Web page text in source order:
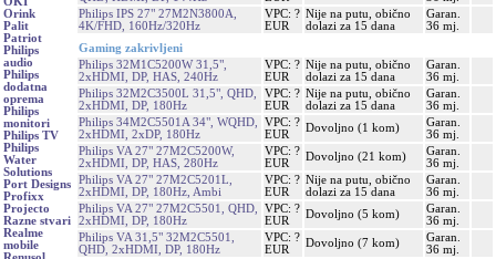
Orink
Palit
Patriot
Philips
audio
Philips
dodatna
oprema
Philips
monitori
Philips TV
Philips
Water
Solutions
Port Designs
Profixx
Projecto
Razne stvari
Realme
mobile
Philips IPS 27" 27M2N3800A,
4K/FHD, 160Hz/320Hz
VPC: ?
EUR
Nije na putu, obično
dolazi za 15 dana
Garan.
36 mj.
Gaming zakrivljeni
Philips 32M1C5200W 31,5",
2xHDMI, DP, HAS, 240Hz
VPC: ?
EUR
Nije na putu, obično
dolazi za 15 dana
Garan.
36 mj.
Philips 32M2C3500L 31,5", QHD,
2xHDMI, DP, 180Hz
VPC: ?
EUR
Nije na putu, obično
dolazi za 15 dana
Garan.
36 mj.
Philips 34M2C5501A 34", WQHD,
2xHDMI, 2xDP, 180Hz
VPC: ?
EUR
Dovoljno (1 kom)
Garan.
36 mj.
Philips VA 27" 27M2C5200W,
2xHDMI, DP, HAS, 280Hz
VPC: ?
EUR
Dovoljno (21 kom)
Garan.
36 mj.
Philips VA 27" 27M2C5201L,
2xHDMI, DP, 180Hz, Ambi
VPC: ?
EUR
Nije na putu, obično
dolazi za 15 dana
Garan.
36 mj.
Philips VA 27" 27M2C5501, QHD,
2xHDMI, DP, 180Hz
VPC: ?
EUR
Dovoljno (5 kom)
Garan.
36 mj.
Philips VA 31,5" 32M2C5501,
QHD, 2xHDMI, DP, 180Hz
VPC: ?
EUR
Dovoljno (7 kom)
Garan.
36 mj.